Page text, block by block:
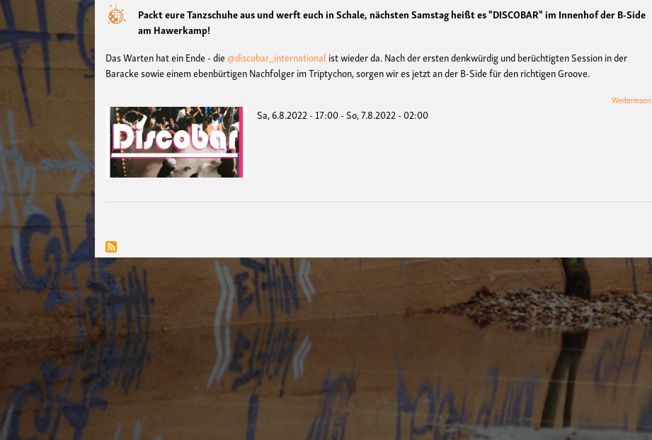
Packt eure Tanzschuhe aus und werft euch in Schale, nächsten Samstag heißt es "DISCOBAR" im Innenhof der B-Side
am Hawerkamp!
Das Warten hat ein Ende - die@discobar_internationalist wieder da. Nach der ersten denkwürdig und berüchtigten Session in der
Baracke sowie einem ebenbürtigen Nachfolger im Triptychon, sorgen wir es jetzt an der B-Side für den richtigen Groove.
Weiterlesen
Sa, 6.8.2022 - 17:00-So, 7.8.2022 - 02:00